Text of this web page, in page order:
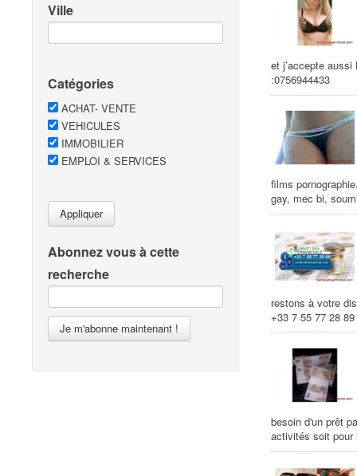
Ville
Catégories
ACHAT- VENTE
VEHICULES
IMMOBILIER
EMPLOI & SERVICES
Appliquer
Abonnez vous à cette
recherche
Je m'abonne maintenant !
et j’accepte
:0756944433
films
gay, mec bi,
restons à votre
+33 7 55 77 28 89
besoin d'un prêt
activités soit pour